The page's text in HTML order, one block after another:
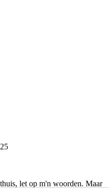
let op m'n woorden. Maar